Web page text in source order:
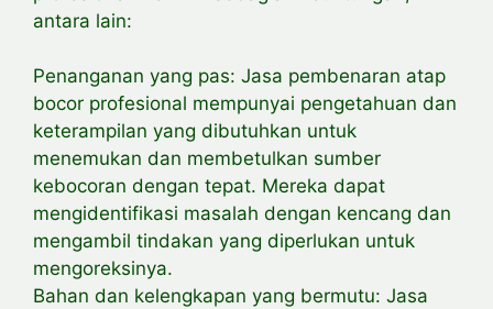
antara lain:
Penanganan yang pas: Jasa pembenaran atap
bocor profesional mempunyai pengetahuan dan
keterampilan yang dibutuhkan untuk
menemukan dan membetulkan sumber
kebocoran dengan tepat. Mereka dapat
mengidentifikasi masalah dengan kencang dan
mengambil tindakan yang diperlukan untuk
mengoreksinya.
Bahan dan kelengkapan yang bermutu: Jasa